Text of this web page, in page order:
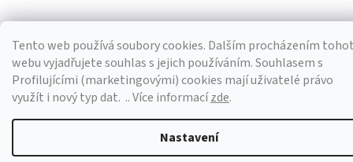
Tento web používá soubory cookies. Dalším procházením
webu vyjadřujete souhlas s jejich používáním. Souhlasem s
Profilujícími (marketingovými) cookies mají uživatelé právo
využít i nový typ dat. .. Více informacízde.
Nastavení